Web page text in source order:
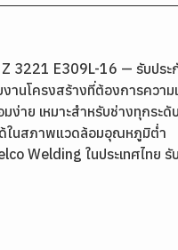
3221 E309L-16 — รับปร
านโครงสร้างที่ต้องการควา
าย เหมาะสำหรับช่างทุกระดับ
ในสภาพแวดล้อมอุณหภูมิต่ำ
Welding ในประเทศไท